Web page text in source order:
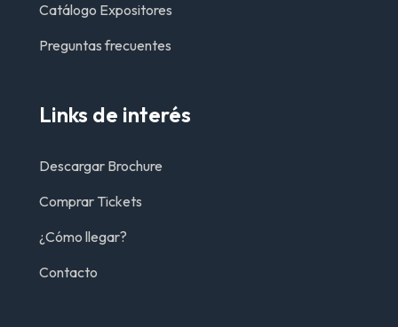
Catálogo Expositores
Preguntas frecuentes
Links de interés
Descargar Brochure
Comprar Tickets
¿Cómo llegar?
Contacto